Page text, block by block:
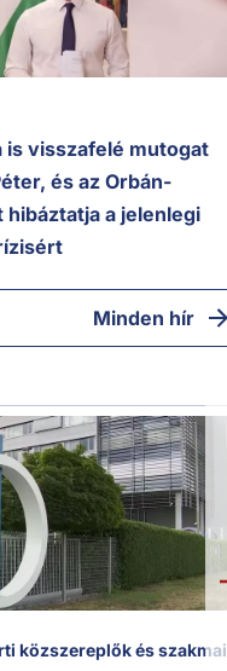
is visszafelé mutogat
és az Orbán-
hibáztatja a jelenlegi
Minden hír
közszereplők és szakmai